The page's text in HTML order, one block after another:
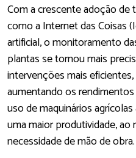
Com a crescente adoção
como a Internet das Coisas
artificial, o monitoramento
plantas se tornou mais
intervenções mais
aumentando os
uso de maquinários
uma maior produtividade,
necessidade de mão de obra.